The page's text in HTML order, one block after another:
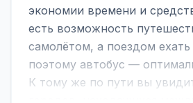
экономии времени и
есть возможность
самолётом, а поездом ехать
поэтому автобус —
К тому же по пути вы